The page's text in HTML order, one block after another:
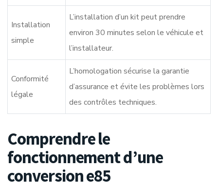
Installation
simple
L’installation d’un kit peut prendre
environ 30 minutes selon le véhicule et
l’installateur.
Conformité
légale
L’homologation sécurise la garantie
d’assurance et évite les problèmes lors
des contrôles techniques.
Comprendre le
fonctionnement d’une
conversion e85